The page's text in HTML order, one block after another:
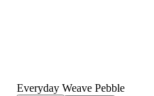
Everyday Weave Pebble